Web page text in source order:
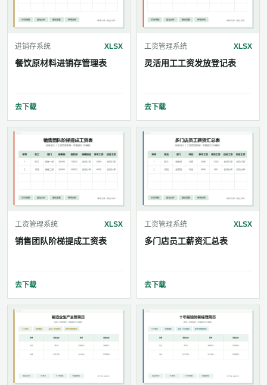
进销存系统 XLSX
餐饮原材料进销存管理表
去下载
工资管理系统 XLSX
灵活用工工资发放登记表
去下载
工资管理系统 XLSX
销售团队阶梯提成工资表
去下载
工资管理系统 XLSX
多门店员工薪资汇总表
去下载